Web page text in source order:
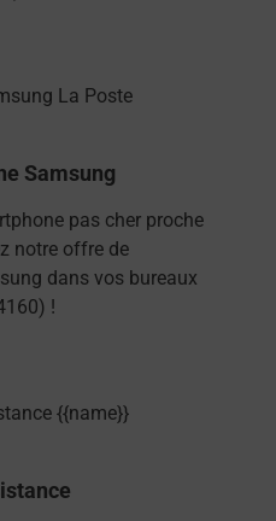
Samsung
pas cher proche
notre offre de
dans vos bureaux
!